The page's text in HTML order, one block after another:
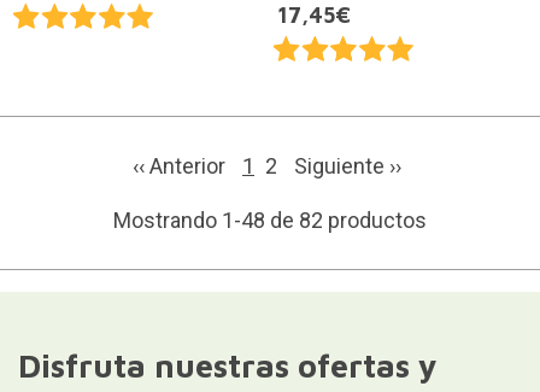
17,45€
‹‹ Anterior 1 2 Siguiente ››
Mostrando 1-48 de 82 productos
Disfruta nuestras ofertas y